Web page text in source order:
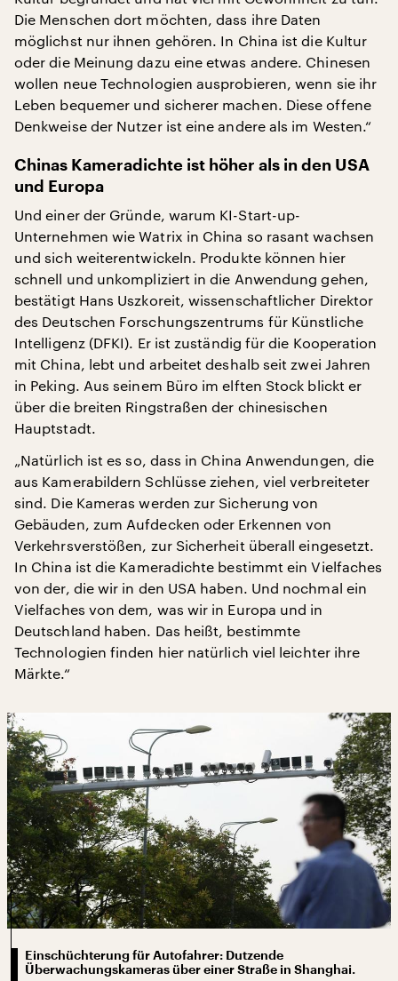
Die Menschen dort möchten, dass ihre Daten
möglichst nur ihnen gehören. In China ist die Kultur
oder die Meinung dazu eine etwas andere. Chinesen
wollen neue Technologien ausprobieren, wenn sie ihr
Leben bequemer und sicherer machen. Diese offene
Denkweise der Nutzer ist eine andere als im Westen.“
Chinas Kameradichte ist höher als in den USA
und Europa
Und einer der Gründe, warum KI-Start-up-
Unternehmen wie Watrix in China so rasant wachsen
und sich weiterentwickeln. Produkte können hier
schnell und unkompliziert in die Anwendung gehen,
bestätigt Hans Uszkoreit, wissenschaftlicher Direktor
des Deutschen Forschungszentrums für Künstliche
Intelligenz (DFKI). Er ist zuständig für die Kooperation
mit China, lebt und arbeitet deshalb seit zwei Jahren
in Peking. Aus seinem Büro im elften Stock blickt er
über die breiten Ringstraßen der chinesischen
Hauptstadt.
„Natürlich ist es so, dass in China Anwendungen, die
aus Kamerabildern Schlüsse ziehen, viel verbreiteter
sind. Die Kameras werden zur Sicherung von
Gebäuden, zum Aufdecken oder Erkennen von
Verkehrsverstößen, zur Sicherheit überall eingesetzt.
In China ist die Kameradichte bestimmt ein Vielfaches
von der, die wir in den USA haben. Und nochmal ein
Vielfaches von dem, was wir in Europa und in
Deutschland haben. Das heißt, bestimmte
Technologien finden hier natürlich viel leichter ihre
Märkte.“
Einschüchterung für Autofahrer: Dutzende
Überwachungskameras über einer Straße in Shanghai.